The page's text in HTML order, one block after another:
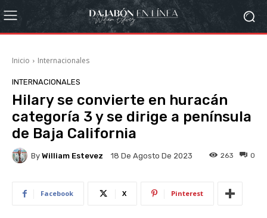
Inicio Internacionales
INTERNACIONALES
Hilary se convierte en huracán
categoría 3 y se dirige a península
de Baja California
By William Estevez 18 De Agosto De 2023 0
263
Facebook X Pinterest